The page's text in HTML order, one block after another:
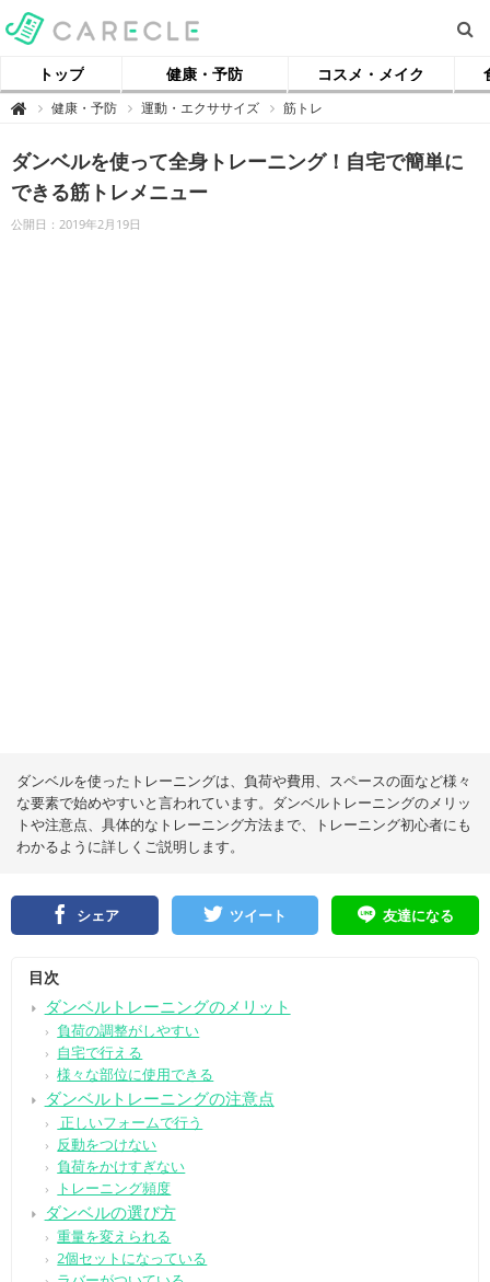
トップ 健康・予防 コスメ・メイク
 【
ル
】
健康・予防 運動・エクササイズ 筋トレ
ダンベルを使って全身トレーニング！自宅で簡単に
できる筋トレメニュー
公開日：2019年2月19日
ダンベルを使ったトレーニングは、負荷や費用、スペースの面など様々
な要素で始めやすいと言われています。ダンベルトレーニングのメリッ
トや注意点、具体的なトレーニング方法まで、トレーニング初心者にも
わかるように詳しくご説明します。
シェア ツイート 友達になる
目次
ダンベルトレーニングのメリット
負荷の調整がしやすい
自宅で行える
様々な部位に使用できる
ダンベルトレーニングの注意点
正しいフォームで行う
反動をつけない
負荷をかけすぎない
トレーニング頻度
ダンベルの選び方
重量を変えられる
2個セットになっている